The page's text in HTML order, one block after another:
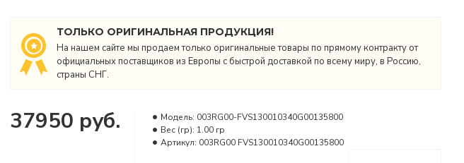
ТОЛЬКО ОРИГИНАЛЬНАЯ ПРОДУКЦИЯ!
На нашем сайте мы продаем только оригинальные товары по прямому контракту от
официальных поставщиков из Европы с быстрой доставкой по всему миру, в Россию,
страны СНГ.
37950 руб. Модель: 003RG00-FVS130010340G00135800
Вес (гр): 1.00 гр
Артикул: 003RG00 FVS130010340G00135800